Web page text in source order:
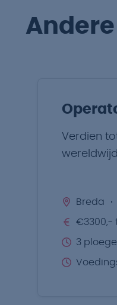
Verdien
Breda
€3300,-
3